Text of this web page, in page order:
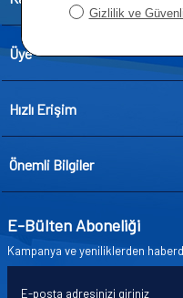
Üye
Hızlı Erişim
Önemli Bilgiler
E-Bülten Aboneliği
Kampanya ve yeniliklerden